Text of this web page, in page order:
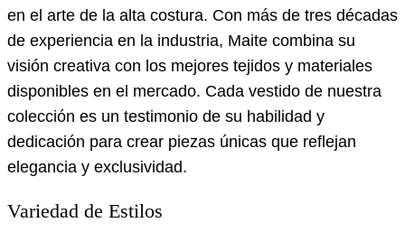
en el arte de la alta costura. Con más de tres décadas
de experiencia en la industria, Maite combina su
visión creativa con los mejores tejidos y materiales
disponibles en el mercado. Cada vestido de nuestra
colección es un testimonio de su habilidad y
dedicación para crear piezas únicas que reflejan
elegancia y exclusividad.
Variedad de Estilos